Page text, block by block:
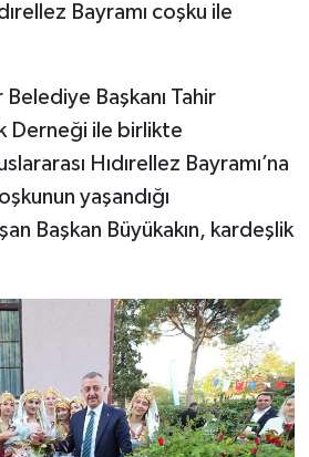
Bayramı coşku ile
Başkanı Tahir
Derneği ile birlikte
Hıdırellez Bayramı’na
yaşandığı
Başkan Büyükakın, kardeşlik